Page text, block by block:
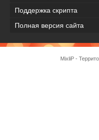
Поддержка скрипта
Полная версия сайта
MixliP -